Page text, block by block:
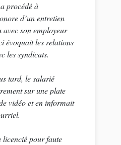
procédé à
d’un entretien
son employeur
évoquait les relations
les syndicats.
tard, le salarié
sur une plate
vidéo et en informait
licencié pour faute